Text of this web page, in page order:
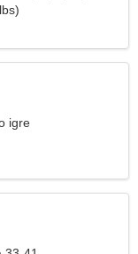
igre